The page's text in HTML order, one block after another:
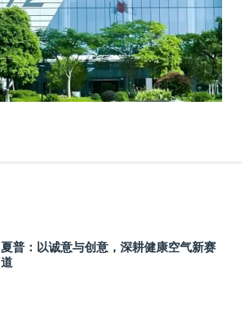
夏普：以诚意与创意，深耕健康空气新赛
道